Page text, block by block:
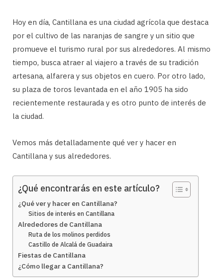
Hoy en día, Cantillana es una ciudad agrícola que destaca
por el cultivo de las naranjas de sangre y un sitio que
promueve el turismo rural por sus alrededores. Al mismo
tiempo, busca atraer al viajero a través de su tradición
artesana, alfarera y sus objetos en cuero. Por otro lado,
su plaza de toros levantada en el año 1905 ha sido
recientemente restaurada y es otro punto de interés de
la ciudad.
Vemos más detalladamente qué ver y hacer en
Cantillana y sus alrededores.
¿Qué encontrarás en este artículo?
¿Qué ver y hacer en Cantillana?
Sitios de interés en Cantillana
Alrededores de Cantillana
Ruta de los molinos perdidos
Castillo de Alcalá de Guadaira
Fiestas de Cantillana
¿Cómo llegar a Cantillana?